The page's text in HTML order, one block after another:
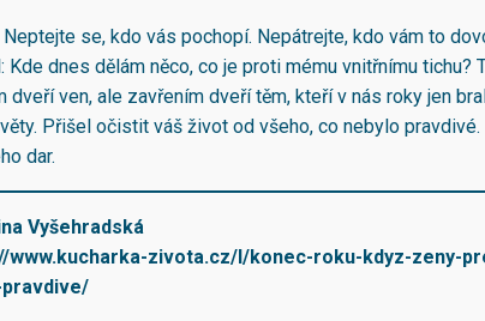
se, kdo vás pochopí. Nepátrejte, kdo vám to
Kde dnes dělám něco, co je proti mému vnitřnímu tichu?
dveří ven, ale zavřením dveří těm, kteří v nás roky jen
Přišel očistit váš život od všeho, co nebylo pravdivé.
dar.
Vyšehradská
www.kucharka-zivota.cz/l/konec-roku-kdyz-zeny-